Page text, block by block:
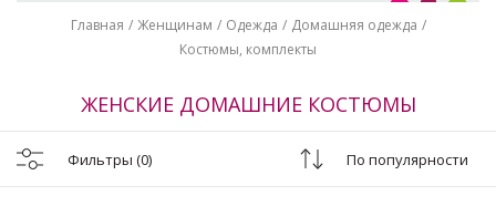
Главная Женщинам Одежда
Домашняя одежда
Костюмы, комплекты
ЖЕНСКИЕ ДОМАШНИЕ КОСТЮМЫ
Фильтры (0) По популярности